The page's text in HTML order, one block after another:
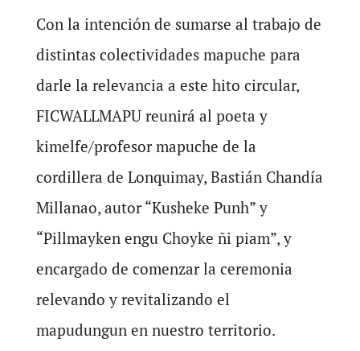
Con la intención de sumarse al trabajo de
distintas colectividades mapuche para
darle la relevancia a este hito circular,
FICWALLMAPU reunirá al poeta y
kimelfe/profesor mapuche de la
cordillera de Lonquimay, Bastián Chandía
Millanao, autor “Kusheke Punh” y
“Pillmayken engu Choyke ñi piam”, y
encargado de comenzar la ceremonia
relevando y revitalizando el
mapudungun en nuestro territorio.